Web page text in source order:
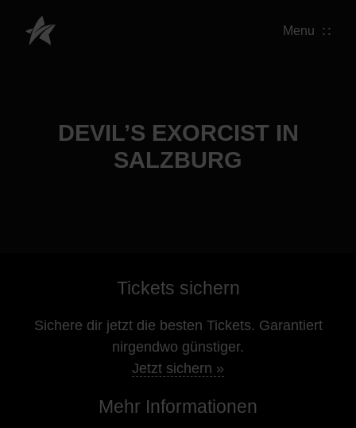
Menu
DEVIL’S EXORCIST IN
SALZBURG
Tickets sichern
Sichere dir jetzt die besten Tickets. Garantiert
nirgendwo günstiger.
Jetzt sichern »
Mehr Informationen